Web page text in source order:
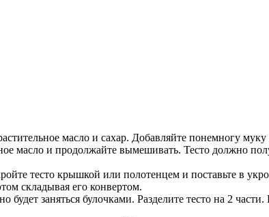
масло и сахар. Добавляйте понемногу муку
масло и продолжайте вымешивать. Тесто должно
тесто крышкой или полотенцем и поставьте в
складывая его конвертом.
заняться булочками. Разделите тесто на 2